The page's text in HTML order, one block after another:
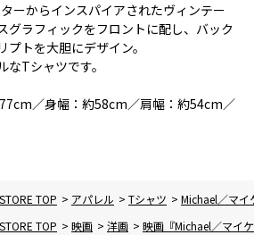
ーからインスパイアされたヴィンテー
グラフィックをフロントに配し、バック
トを大胆にデザイン。
なTシャツです。
／身幅：約58cm／肩幅：約54cm／
TOP > アパレル > Tシャツ > Michael／マ
TOP > 映画 > 洋画 > 映画『Michael／マイ